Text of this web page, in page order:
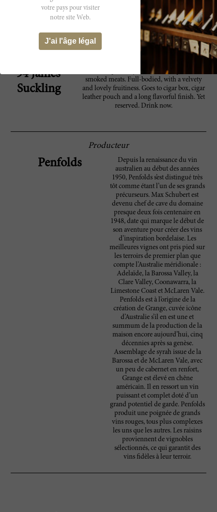
cordial with nuances of smoked bacon, black
olives, sandalwood and sweaty leather. The
full bodied, taut, muscular palate is firmly
structured with chewy tannins and
enlivening acidity, finishing long and savory.
Consider drinking it 2016 to 2030+.
94 James
Suckling
Rich and plummy, with leather, spices and
smoked meats. Full-bodied, with a velvety
and lovely fruitiness. Goes to cigar box, cigar
leather pouch and a long flavorful finish. Yet
reserved. Drink now.
Producteur
Penfolds
Depuis la renaissance du vin
australien au début des années
1950, Penfolds s’est distingué très
tôt comme étant l’un de ses grands
précurseurs. Max Schubert est
devenu chef de cave du domaine
presque deux fois centenaire en
1948, date qui marque le début de
son aventure pour créer des vins
d’inspiration bordelaise. Les
meilleures vignes ont pris pied sur
les terroirs de premier plan que
compte l’Australie méridionale :
Adelaïde, la Barossa Valley, la
Clare Valley, Coonawarra, la
Limestone Coast et McLaren Vale.
Penfolds est à l’origine de la
création de Grange, cuvée icône
d’Australie s’il en est une et
summum de la production de la
maison encore aujourd’hui, cinq
décennies après sa genèse.
Assemblage de syrah issue de la
Barossa et de McLaren Vale, avec
un peu de cabernet en renfort,
Grange est élevé en chêne
américain. Il en ressort un vin
puissant et complet doté d’un
grand potentiel de garde. Penfolds
produit une poignée de grands
vins rouges, tous plus complexes
les uns que les autres. Les raisins
proviennent de vignobles
sélectionnés, ce qui garantit des
vins fidèles à leur terroir.
votre pays pour visiter
notre site Web.
J'ai l'âge légal